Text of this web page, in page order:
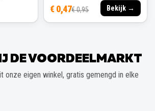
€ 0,47€ 0,95 Bekijk →
DE VOORDEELMARKT
onze eigen winkel, gratis gemengd in elke